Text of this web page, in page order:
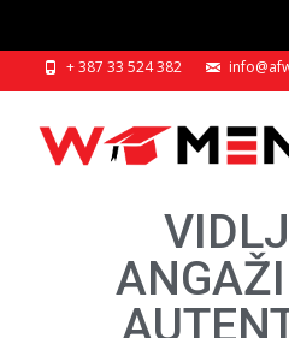
+ 387 33 524 382